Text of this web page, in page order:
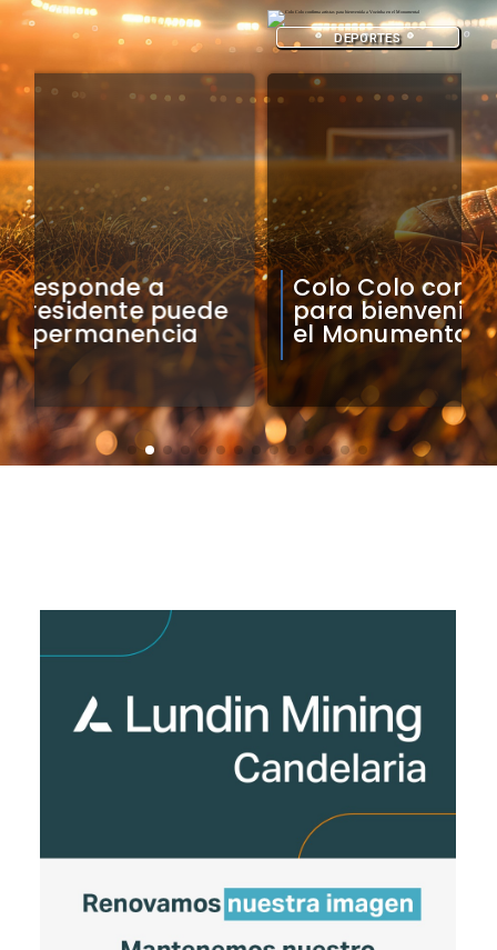
Colo Colo confirma artistas
para bienvenida a Vozinha en
el Monumental
DEPORTES